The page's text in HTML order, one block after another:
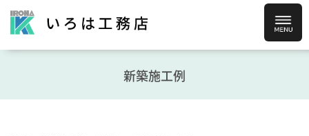
新築施工例